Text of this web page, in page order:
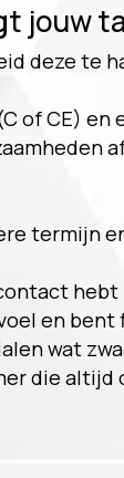
jouw
deze te
of CE) en
termijn
en bent
wat
die altijd